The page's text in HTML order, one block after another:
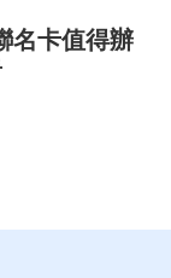
名卡值得辦